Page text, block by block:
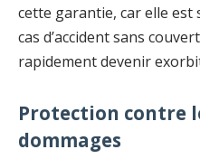
cette garantie, car elle est
cas d’accident sans
rapidement devenir
Protection contre
dommages